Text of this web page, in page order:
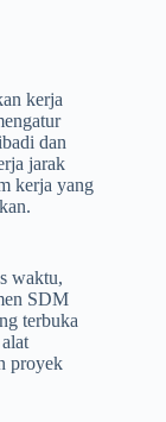
kerja
dan
jarak
kerja yang
waktu,
SDM
terbuka
proyek